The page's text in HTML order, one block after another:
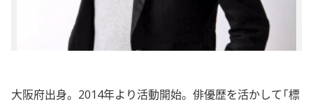
大阪府出身。2014年より活動開始。俳優歴を活かして「標